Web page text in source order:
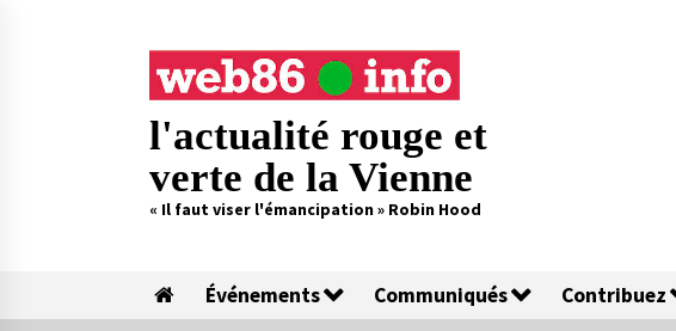
l'actualité rouge et
verte de la Vienne
« Il faut viser l'émancipation » Robin Hood
Événements Communiqués Contribuez